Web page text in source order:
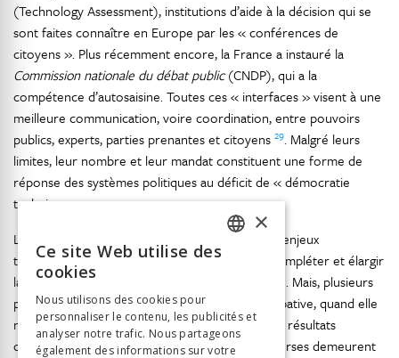
(Technology Assessment), institutions d’aide à la décision qui se
sont faites connaître en Europe par les « conférences de
citoyens ». Plus récemment encore, la France a instauré la
Commission nationale du débat public(CNDP), qui a la
compétence d’autosaisine. Toutes ces « interfaces » visent à une
meilleure communication, voire coordination, entre pouvoirs
publics, experts, parties prenantes et citoyens 29. Malgré leurs
limites, leur nombre et leur mandat constituent une forme de
réponse des systèmes politiques au déficit de « démocratie
technique ».
La « gouvernance » de l’environnement et des enjeux
technologiques amène parfois les autorités à compléter et élargir
la démocratie représentative par la participation. Mais, plusieurs
problèmes expliquent que la démocratie participative, quand elle
ne se résume pas à un exercice alibi, fournit des résultats
décevants et demeure l’exception. Les controverses demeurent
ITALIAN
×
Ce site Web utilise des
cookies
Nous utilisons des cookies pour
personnaliser le contenu, les publicités et
analyser notre trafic. Nous partageons
également des informations sur votre